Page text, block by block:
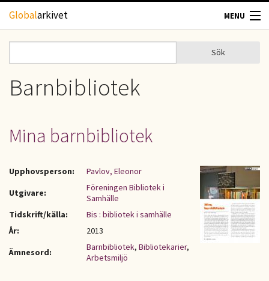
Hoppa till huvudinnehåll
Globalarkivet MENU
TIDSKRIFTER
UPPHOVSRÄTT
OM OSS
Sökformulär
Sök
Barnbibliotek
Mina barnbibliotek
Upphovsperson:
Pavlov, Eleonor
Utgivare:
Föreningen Bibliotek i
Samhälle
Tidskrift/källa:
Bis : bibliotek i samhälle
År:
2013
Ämnesord:
Barnbibliotek, Bibliotekarier,
Arbetsmiljö